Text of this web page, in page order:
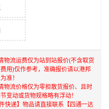
物流运费仅为站到站报价(不含取货
用)仅作参考，准确报价请以港邦
准！
物流价格仅为零担散货报价、且时
变动或货物规格略有浮动！
快递】物品请直接联系【四通一达